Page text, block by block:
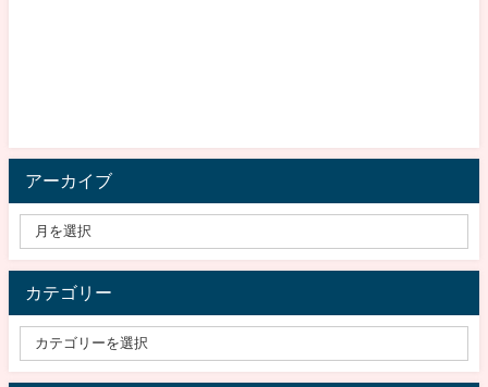
アーカイブ
カテゴリー